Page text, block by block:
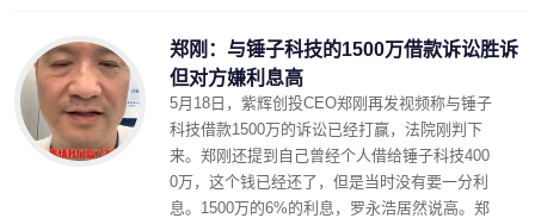
郑刚：与锤子科技的1500万借款诉讼胜诉
但对方嫌利息高
5月18日，紫辉创投CEO郑刚再发视频称与锤子
科技借款1500万的诉讼已经打赢，法院刚判下
来。 郑刚还提到自己曾经个人借给锤子科技400
0万，这个钱已经还了，但是当时没有要一分利
息。1500万的6%的利息，罗永浩居然说高。郑